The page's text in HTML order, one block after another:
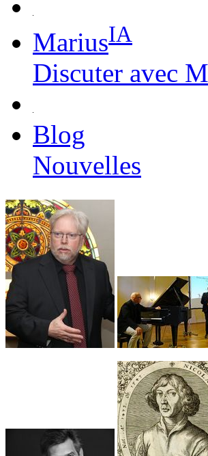
MariusIA
Discuter avec
Blog
Nouvelles